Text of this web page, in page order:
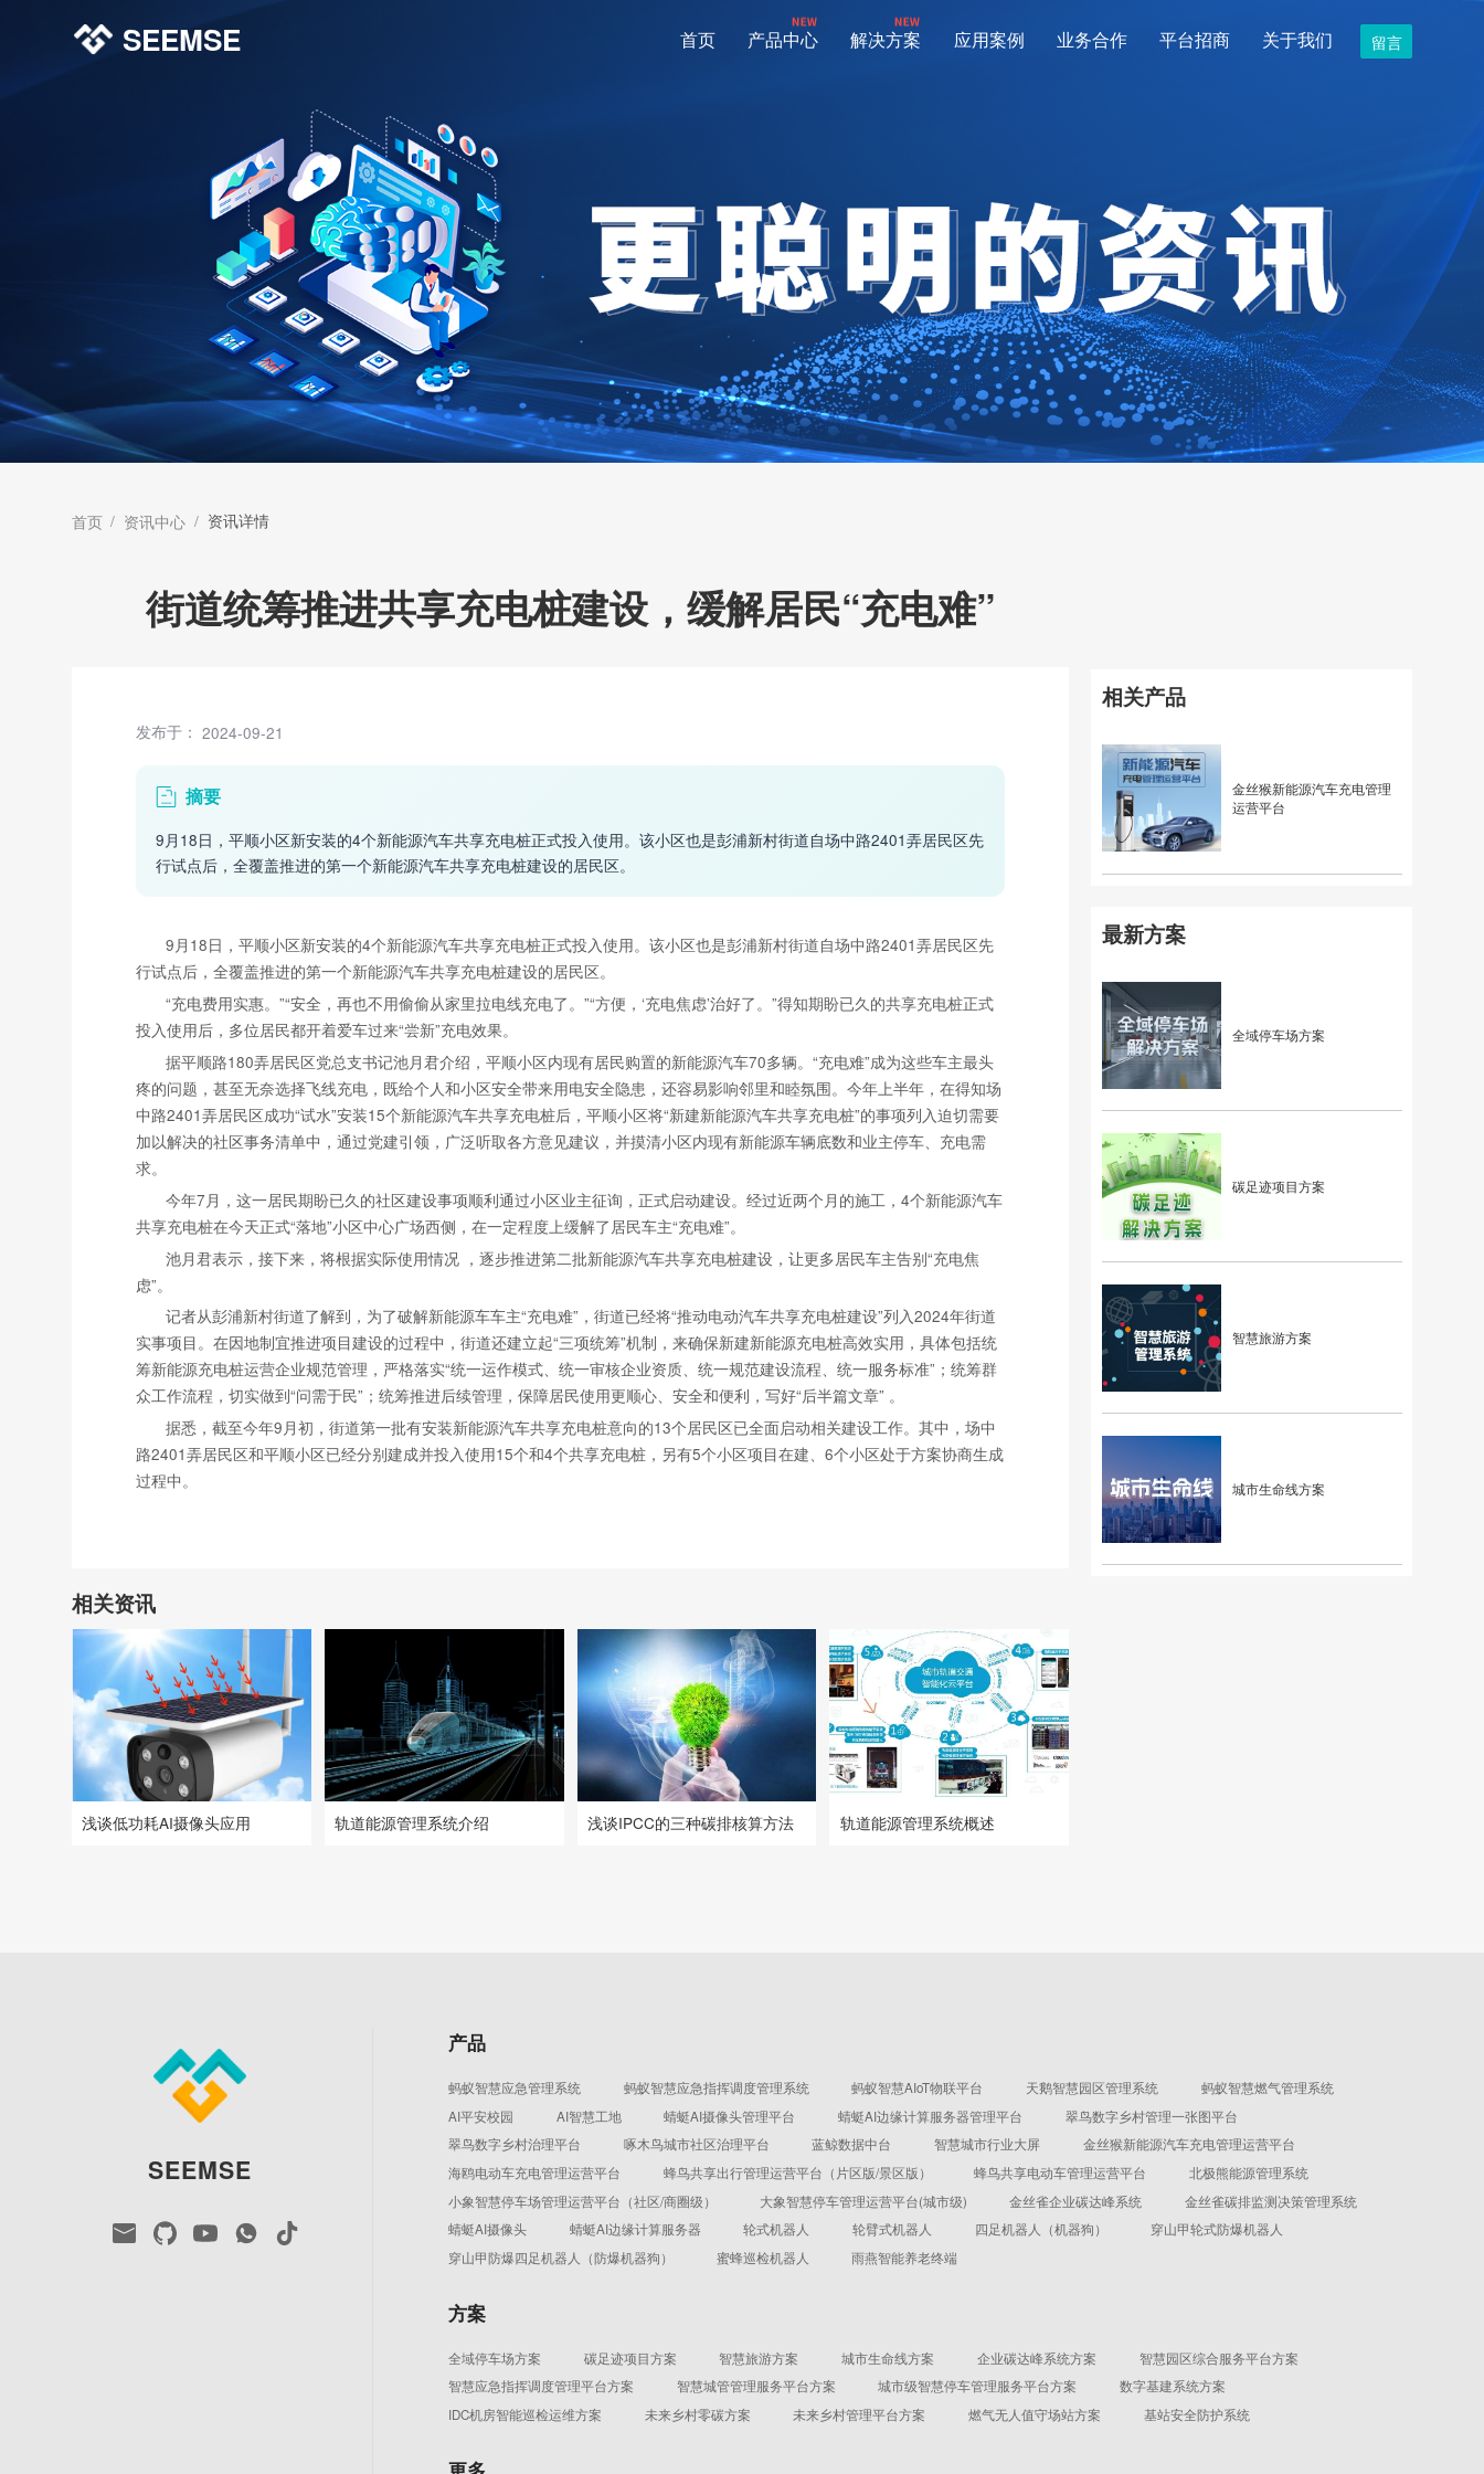
SEEMSE 首页 产品中心 解决方案 应用案例 业务合作 平台招商 关于我们 留言
首页 / 资讯中心 / 资讯详情
街道统筹推进共享充电桩建设，缓解居民“充电难”
发布于： 2024-09-21
摘要
9月18日，平顺小区新安装的4个新能源汽车共享充电桩正式投入使用。该小区也是彭浦新村街道自场中路2401弄居民区先
行试点后，全覆盖推进的第一个新能源汽车共享充电桩建设的居民区。
9月18日，平顺小区新安装的4个新能源汽车共享充电桩正式投入使用。该小区也是彭浦新村街道自场中路2401弄居民区先
行试点后，全覆盖推进的第一个新能源汽车共享充电桩建设的居民区。
“充电费用实惠。”“安全，再也不用偷偷从家里拉电线充电了。”“方便，‘充电焦虑’治好了。”得知期盼已久的共享充电桩正式
投入使用后，多位居民都开着爱车过来“尝新”充电效果。
据平顺路180弄居民区党总支书记池月君介绍，平顺小区内现有居民购置的新能源汽车70多辆。“充电难”成为这些车主最头
疼的问题，甚至无奈选择飞线充电，既给个人和小区安全带来用电安全隐患，还容易影响邻里和睦氛围。今年上半年，在得知场
中路2401弄居民区成功“试水”安装15个新能源汽车共享充电桩后，平顺小区将“新建新能源汽车共享充电桩”的事项列入迫切需要
加以解决的社区事务清单中，通过党建引领，广泛听取各方意见建议，并摸清小区内现有新能源车辆底数和业主停车、充电需
求。
今年7月，这一居民期盼已久的社区建设事项顺利通过小区业主征询，正式启动建设。经过近两个月的施工，4个新能源汽车
共享充电桩在今天正式“落地”小区中心广场西侧，在一定程度上缓解了居民车主“充电难”。
池月君表示，接下来，将根据实际使用情况 ，逐步推进第二批新能源汽车共享充电桩建设，让更多居民车主告别“充电焦
虑”。
记者从彭浦新村街道了解到，为了破解新能源车车主“充电难”，街道已经将“推动电动汽车共享充电桩建设”列入2024年街道
实事项目。在因地制宜推进项目建设的过程中，街道还建立起“三项统筹”机制，来确保新建新能源充电桩高效实用，具体包括统
筹新能源充电桩运营企业规范管理，严格落实“统一运作模式、统一审核企业资质、统一规范建设流程、统一服务标准”；统筹群
众工作流程，切实做到“问需于民”；统筹推进后续管理，保障居民使用更顺心、安全和便利，写好“后半篇文章” 。
据悉，截至今年9月初，街道第一批有安装新能源汽车共享充电桩意向的13个居民区已全面启动相关建设工作。其中，场中
路2401弄居民区和平顺小区已经分别建成并投入使用15个和4个共享充电桩，另有5个小区项目在建、6个小区处于方案协商生成
过程中。
相关产品
金丝猴新能源汽车充电管理
运营平台
最新方案
全域停车场方案
碳足迹项目方案
智慧旅游方案
城市生命线方案
相关资讯
浅谈低功耗AI摄像头应用 轨道能源管理系统介绍 浅谈IPCC的三种碳排核算方法 轨道能源管理系统概述
SEEMSE
产品
蚂蚁智慧应急管理系统 蚂蚁智慧应急指挥调度管理系统 蚂蚁智慧AIoT物联平台 天鹅智慧园区管理系统
蚂蚁智慧燃气管理系统
AI平安校园
AI智慧工地 蜻蜓AI摄像头管理平台 蜻蜓AI边缘计算服务器管理平台
翠鸟数字乡村管理一张图平台
翠鸟数字乡村治理平台
啄木鸟城市社区治理平台 蓝鲸数据中台 智慧城市行业大屏
金丝猴新能源汽车充电管理运营平台
海鸥电动车充电管理运营平台
蜂鸟共享出行管理运营平台（片区版/景区版） 蜂鸟共享电动车管理运营平台
北极熊能源管理系统
小象智慧停车场管理运营平台（社区/商圈级）
大象智慧停车管理运营平台(城市级) 金丝雀企业碳达峰系统
金丝雀碳排监测决策管理系统
蜻蜓AI摄像头
蜻蜓AI边缘计算服务器 轮式机器人 轮臂式机器人 四足机器人（机器狗）
穿山甲轮式防爆机器人
穿山甲防爆四足机器人（防爆机器狗）
蜜蜂巡检机器人 雨燕智能养老终端
方案
全域停车场方案 碳足迹项目方案 智慧旅游方案 城市生命线方案 企业碳达峰系统方案
智慧园区综合服务平台方案
智慧应急指挥调度管理平台方案
智慧城管管理服务平台方案 城市级智慧停车管理服务平台方案
数字基建系统方案
IDC机房智能巡检运维方案
未来乡村零碳方案 未来乡村管理平台方案 燃气无人值守场站方案 基站安全防护系统